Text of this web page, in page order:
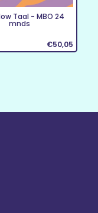
Taal - MBO 24
mnds
€50,05